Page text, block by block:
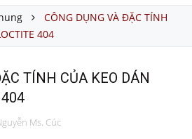
CÔNG DỤNG VÀ ĐẶC TÍNH
404
TÍNH CỦA KEO DÁN
Ms. Cúc